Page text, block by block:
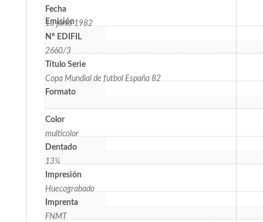
Fecha
Emisión
13 junio 1982
Nº EDIFIL
2660/3
Título Serie
Copa Mundial de futbol España 82
Formato
Color
multicolor
Dentado
13¼
Impresión
Huecograbado
Imprenta
FNMT